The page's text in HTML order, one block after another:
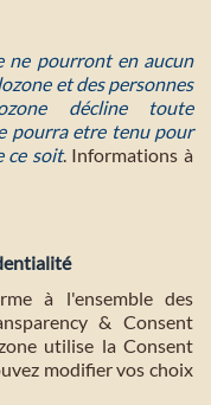
ne pourront en aucun
et des personnes
décline toute
pourra etre tenu pour
ce soit. Informations à
à l'ensemble des
& Consent
utilise la Consent
modifier vos choix